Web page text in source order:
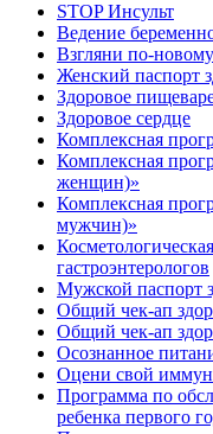
STOP Инсульт
Ведение
Взгляни по-новому
Женский паспорт
Здоровое
Здоровое сердце
Комплексная
Комплексная
женщин)»
Комплексная
мужчин)»
гастроэнтерологов
Мужской паспорт
Общий чек-ап
Общий чек-ап
Осознанное
Оцени свой
Программа по
ребенка первого